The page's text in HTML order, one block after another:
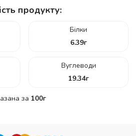
продукту:
Білки
6.39г
Вуглеводи
19.34г
за 100г